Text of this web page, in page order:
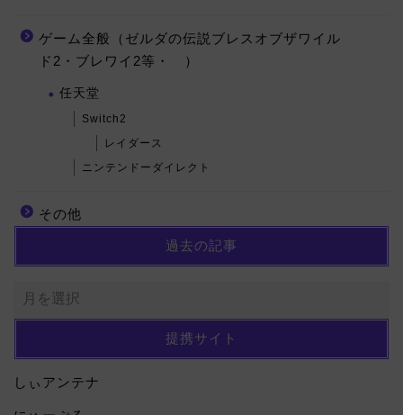
ゲーム全般（ゼルダの伝説ブレスオブザワイル
ド2・ブレワイ2等・ ）
任天堂
Switch2
レイダース
ニンテンドーダイレクト
その他
過去の記事
提携サイト
しぃアンテナ